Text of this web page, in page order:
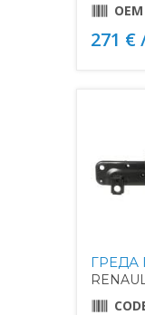
271 €
ГРЕДА